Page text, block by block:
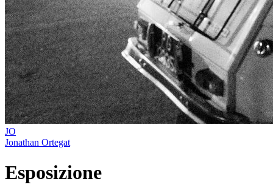
JO
Jonathan Ortegat
Esposizione